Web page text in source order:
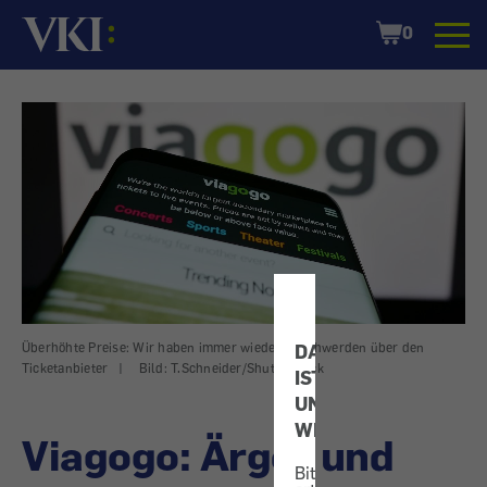
DATENSCHUTZ
IST
UNS
WICHTIG!
Bitte
Startseite
Shopping
Cart
0
Überhöhte Preise: Wir haben immer wieder Beschwerden über den
Ticketanbieter
| Bild: T.Schneider/Shutterstock
Viagogo: Ärger und